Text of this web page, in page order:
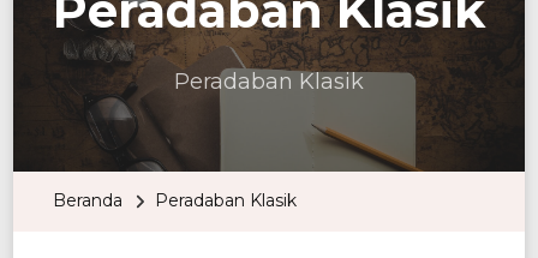
Peradaban Klasik
Beranda Peradaban Klasik